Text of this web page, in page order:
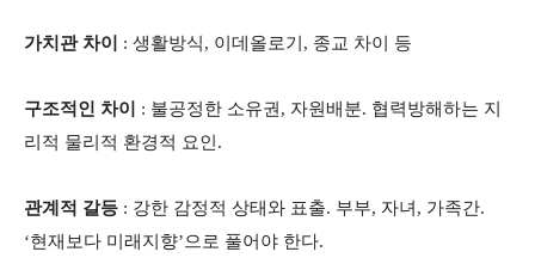
가치관 차이 : 생활방식, 이데올로기, 종교 차이 등
구조적인 차이 : 불공정한 소유권, 자원배분. 협력방해하는 지
리적 물리적 환경적 요인.
관계적 갈등 : 강한 감정적 상태와 표출. 부부, 자녀, 가족간.
‘현재보다 미래지향’으로 풀어야 한다.